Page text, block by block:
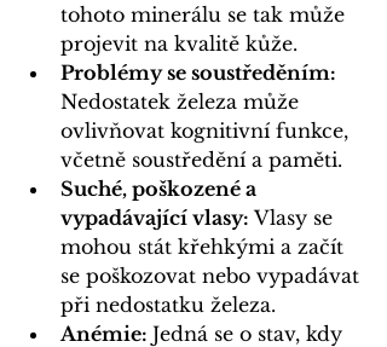
tohoto minerálu se tak může
projevit na kvalitě kůže.
Problémy se soustředěním:
Nedostatek železa může
ovlivňovat kognitivní funkce,
včetně soustředění a paměti.
Suché, poškozené a
vypadávající vlasy: Vlasy se
mohou stát křehkými a začít
se poškozovat nebo vypadávat
při nedostatku železa.
Anémie: Jedná se o stav, kdy